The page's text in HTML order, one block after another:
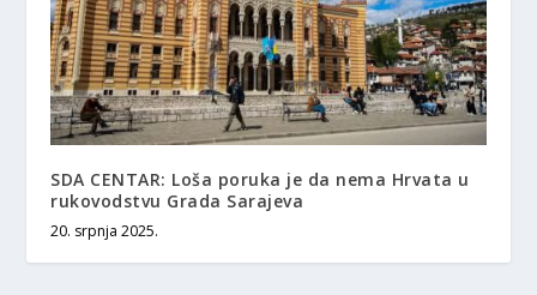
SDA CENTAR: Loša poruka je da nema Hrvata u
rukovodstvu Grada Sarajeva
20. srpnja 2025.